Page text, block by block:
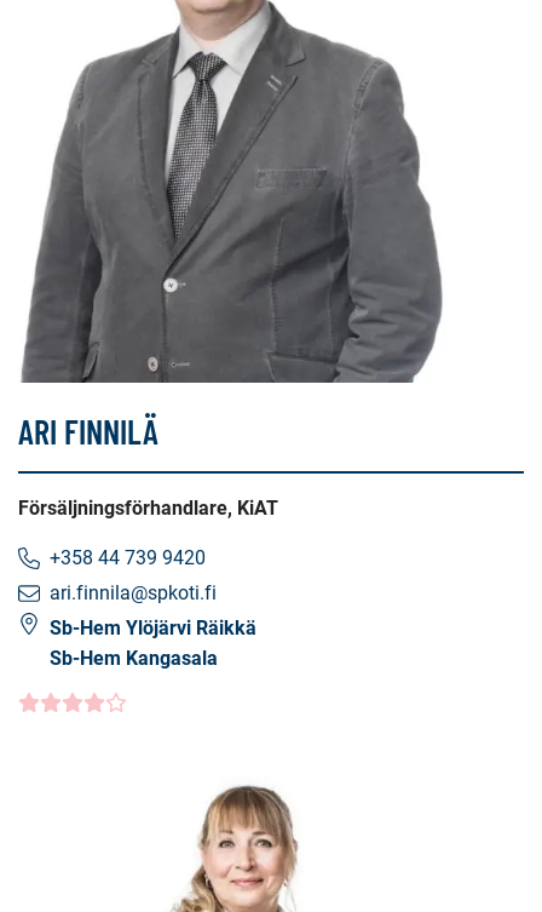
ARI FINNILÄ
Försäljningsförhandlare, KiAT
+358 44 739 9420
ari.finnila@spkoti.fi
Sb-Hem Ylöjärvi Räikkä
Sb-Hem Kangasala
Kundbetyg